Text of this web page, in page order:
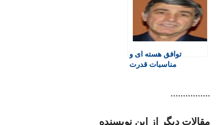
توافق هسته ای و
مناسبات قدرت
****************
مقالات دیگر از این نویسنده